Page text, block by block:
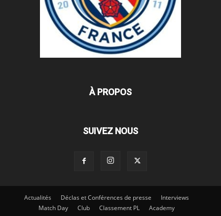
À PROPOS
SUIVEZ NOUS
Actualités Déclas et Conférences de presse
Interviews
Match Day
Club Classement PL
Academy